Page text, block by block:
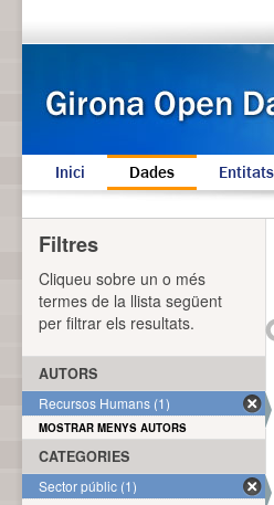
Inici Dades
Filtres
Cliqueu sobre un o més
termes de la llista següent
per filtrar els resultats.
AUTORS
Recursos Humans (1)
MOSTRAR MENYS AUTORS
CATEGORIES
Sector públic (1)